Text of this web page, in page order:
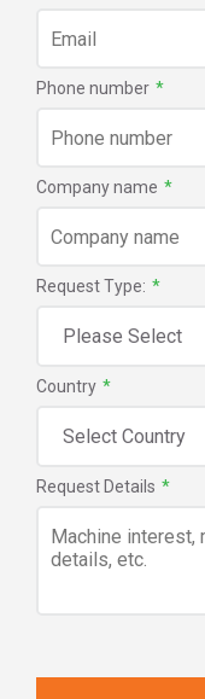
Phone number *
Company name *
Request Type: *
Country *
Request Details *